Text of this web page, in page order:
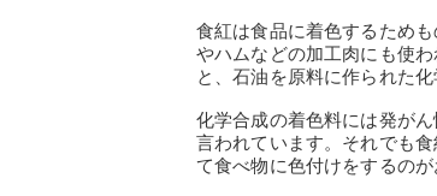
食紅は食品に着色するため
やハムなどの加工肉にも使
と、石油を原料に作られた
化学合成の着色料には発が
言われています。それでも
て食べ物に色付けをするのが